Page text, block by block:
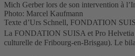
Mich Gerber lors de son intervention à
Photo: Marcel Kaufmann
Texte d’Urs Schnell, FONDATION
La FONDATION SUISA et Pro Helvetia
culturelle de Fribourg-en-Brisgau). Le